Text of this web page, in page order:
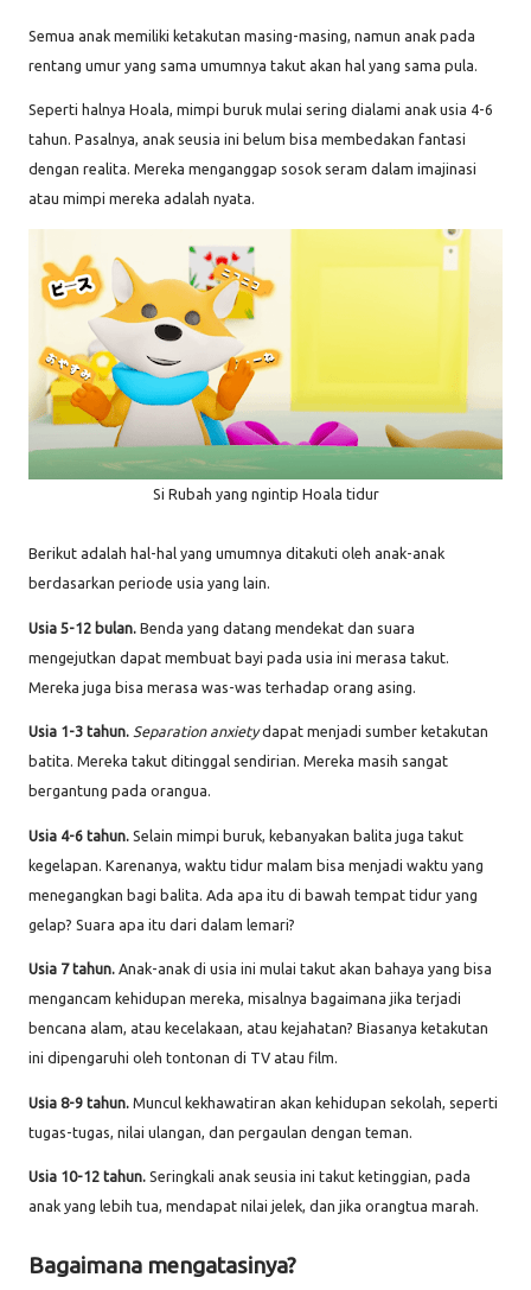
Semua anak memiliki ketakutan masing-masing, namun anak pada
rentang umur yang sama umumnya takut akan hal yang sama pula.
Seperti halnya Hoala, mimpi buruk mulai sering dialami anak usia 4-6
tahun. Pasalnya, anak seusia ini belum bisa membedakan fantasi
dengan realita. Mereka menganggap sosok seram dalam imajinasi
atau mimpi mereka adalah nyata.
Si Rubah yang ngintip Hoala tidur
Berikut adalah hal-hal yang umumnya ditakuti oleh anak-anak
berdasarkan periode usia yang lain.
Usia 5-12 bulan. Benda yang datang mendekat dan suara
mengejutkan dapat membuat bayi pada usia ini merasa takut.
Mereka juga bisa merasa was-was terhadap orang asing.
Usia 1-3 tahun. Separation anxietydapat menjadi sumber ketakutan
batita. Mereka takut ditinggal sendirian. Mereka masih sangat
bergantung pada orangua.
Usia 4-6 tahun. Selain mimpi buruk, kebanyakan balita juga takut
kegelapan. Karenanya, waktu tidur malam bisa menjadi waktu yang
menegangkan bagi balita. Ada apa itu di bawah tempat tidur yang
gelap? Suara apa itu dari dalam lemari?
Usia 7 tahun. Anak-anak di usia ini mulai takut akan bahaya yang bisa
mengancam kehidupan mereka, misalnya bagaimana jika terjadi
bencana alam, atau kecelakaan, atau kejahatan? Biasanya ketakutan
ini dipengaruhi oleh tontonan di TV atau film.
Usia 8-9 tahun. Muncul kekhawatiran akan kehidupan sekolah, seperti
tugas-tugas, nilai ulangan, dan pergaulan dengan teman.
Usia 10-12 tahun. Seringkali anak seusia ini takut ketinggian, pada
anak yang lebih tua, mendapat nilai jelek, dan jika orangtua marah.
Bagaimana mengatasinya?